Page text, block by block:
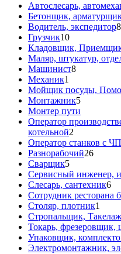
Автослесарь,
Бетонщик,
Водитель, экспедитор8
Грузчик10
Кладовщик, Приемщик
Маляр, штукатур,
Машинист8
Механик1
Мойщик посуды,
Монтажник5
Монтер пути
Оператор
котельной2
Оператор станков с
Разнорабочий26
Сварщик5
Сервисный инженер,
Слесарь, сантехник6
Сотрудник ресторана
Столяр, плотник1
Стропальщик,
Токарь,
Упаковщик,
Электромонтажник,